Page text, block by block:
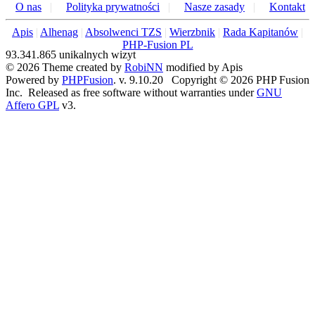
O nas | Polityka prywatności | Nasze zasady | Kontakt
Apis | Alhenag | Absolwenci TZS | Wierzbnik | Rada Kapitanów |
PHP-Fusion PL
93.341.865 unikalnych wizyt
© 2026 Theme created by RobiNN modified by Apis
Powered by PHPFusion. v. 9.10.20 Copyright © 2026 PHP Fusion
Inc. Released as free software without warranties underGNU
Affero GPL v3.